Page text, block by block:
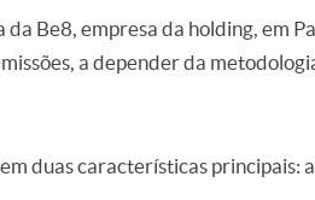
Be8, empresa da holding, em
a depender da
duas características principais: